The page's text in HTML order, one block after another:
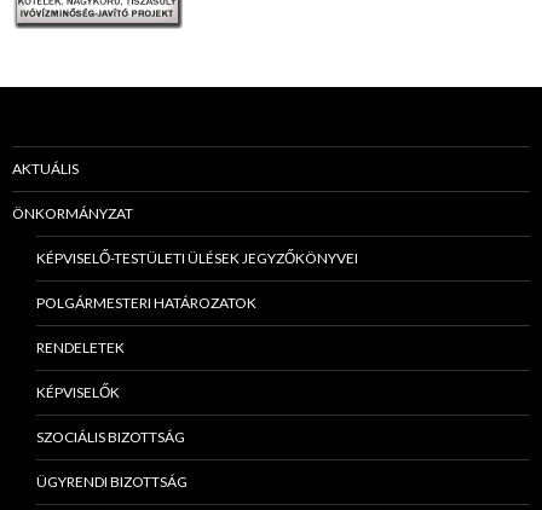
AKTUÁLIS
ÖNKORMÁNYZAT
KÉPVISELŐ-TESTÜLETI ÜLÉSEK JEGYZŐKÖNYVEI
POLGÁRMESTERI HATÁROZATOK
RENDELETEK
KÉPVISELŐK
SZOCIÁLIS BIZOTTSÁG
ÜGYRENDI BIZOTTSÁG